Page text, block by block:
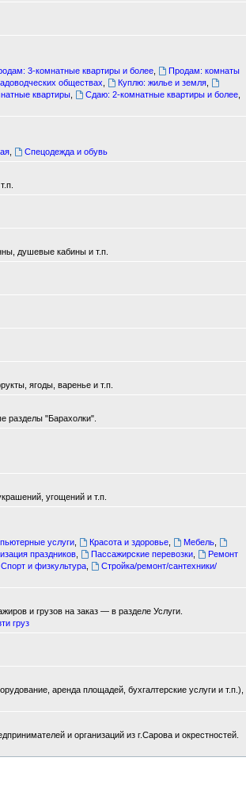
3-комнатные квартиры и более
Продам: комнаты
обществах Куплю: жилье и земля
квартиры Сдаю: 2-комнатные квартиры и более
, Спецодежда и обувь
душевые кабины и т.п.
ягоды, варенье и т.п.
разделы "Барахолки".
угощений и т.п.
услуги, Красота и здоровье, Мебель,
праздников Пассажирские перевозки,
Ремонт
Спорт и физкультура,
Стройка/ремонт/сантехники/
и грузов на заказ — в разделе Услуги.
груз
аренда площадей, бухгалтерские услуги и т.п.),
и организаций из г.Сарова и окрестностей.